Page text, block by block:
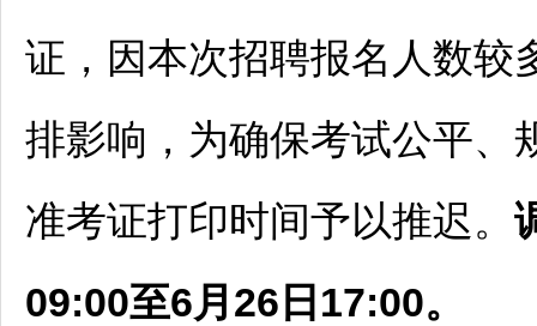
证，因本次招聘报名人数较
排影响，为确保考试公平、
准考证打印时间予以推迟。
09:00至6月26日17:00。